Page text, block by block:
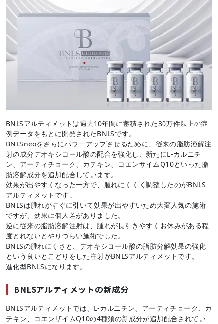
BNLSアルティメットは過去10年間に蓄積された30万件以上の症
例データをもとに開発されたBNLSです。
BNLSneoをさらにパワーアップさせるために、従来の脂肪溶解注
射の成分デオキシコール酸の配合を強化し、新たにL-カルニチ
ン、アーティチョーク、カテキン、コエンザイムQ10といった脂
肪溶解成分を追加配合しています。
効果が出やすくなった一方で、腫れにくくく調整したのがBNLS
アルティメットです。
BNLSは腫れがすぐに引いて効果が出やすいため大変人気の施術
ですが、効果に個人差がありました。
逆に従来の脂肪溶解注射は、腫れが長引きやすくお休みがある程
度とれないとやりづらい施術でした。
BNLSの腫れにくさと、デオキシコール酸の脂肪分解効果の強化
という良いとこどりをした注射がBNLSアルティメットです。
進化型BNLSになります。
BNLSアルティメットの新成分
BNLSアルティメットでは、L-カルニチン、アーティチョーク、カ
テキン、コエンザイムQ10の4種類の新成分が追加配合されてい